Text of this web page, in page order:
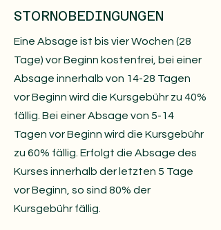
STORNOBEDINGUNGEN
Eine Absage ist bis vier Wochen (28
Tage) vor Beginn kostenfrei, bei einer
Absage innerhalb von 14-28 Tagen
vor Beginn wird die Kursgebühr zu 40%
fällig. Bei einer Absage von 5-14
Tagen vor Beginn wird die Kursgebühr
zu 60% fällig. Erfolgt die Absage des
Kurses innerhalb der letzten 5 Tage
vor Beginn, so sind 80% der
Kursgebühr fällig.